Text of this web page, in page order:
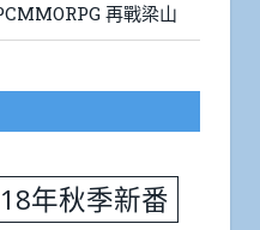
再戰梁山
年秋季新番